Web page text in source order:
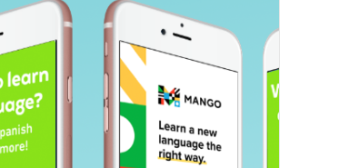
ل
ر
د
إ